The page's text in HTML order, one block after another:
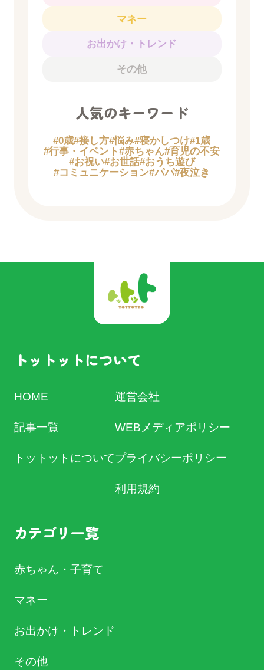
マネー
お出かけ・トレンド
その他
人気のキーワード
#0歳#接し方#悩み#寝かしつけ#1歳
#行事・イベント#赤ちゃん#育児の不安
#お祝い#お世話#おうち遊び
#コミュニケーション#パパ#夜泣き
トットットについて
HOME
記事一覧
トットットについて
運営会社
WEBメディアポリシー
プライバシーポリシー
利用規約
カテゴリ一覧
赤ちゃん・子育て
マネー
お出かけ・トレンド
その他